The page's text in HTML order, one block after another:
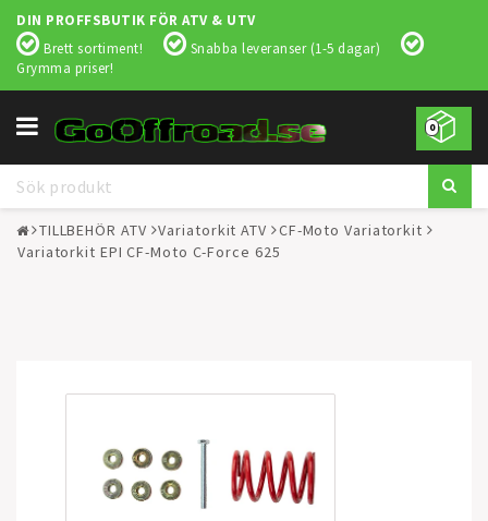
DIN PROFFSBUTIK FÖR ATV & UTV
Brett sortiment!
Snabba leveranser (1-5 dagar)
Grymma priser!
0
Toggle
navigation
TILLBEHÖR ATV Variatorkit ATV
CF-Moto Variatorkit
Variatorkit EPI CF-Moto C-Force 625